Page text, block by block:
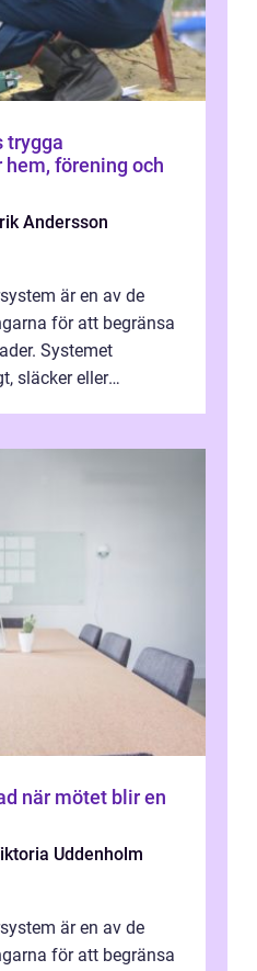
förening och
Andersson
är en av de
för att begränsa
Systemet
släcker eller
Uddenholm
är en av de
för att begränsa